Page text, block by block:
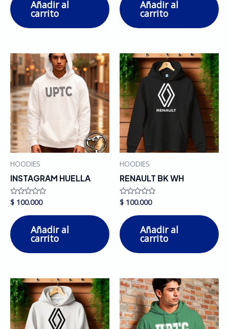
5
Añadir al
carrito
5
Añadir al
carrito
HOODIES
INSTAGRAM HUELLA
Valorado
en
de
5
$ 100.000
Añadir al
carrito
HOODIES
RENAULT BK WH
Valorado
en
de
5
$ 100.000
Añadir al
carrito